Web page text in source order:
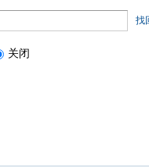
找
关闭